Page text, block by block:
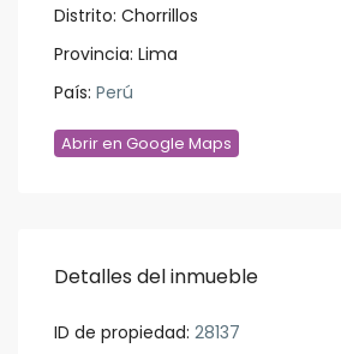
Distrito: Chorrillos
Provincia: Lima
País: Perú
Abrir en Google Maps
Detalles del inmueble
ID de propiedad: 28137